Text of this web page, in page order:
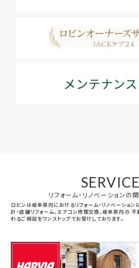
SERVICE
リフォーム・リノベーションの
ロビンは岐阜県内におけるリフォーム・リノベーション
計・店舗リフォーム、エアコン修理交換、岐阜県内の 不
わるご相談をワンストップでお受けしております。